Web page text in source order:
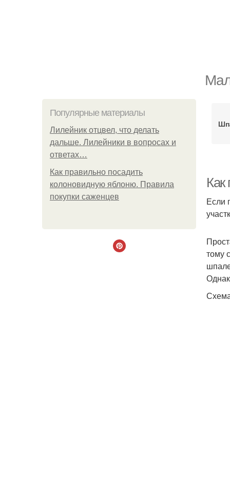
Популярные материалы
Лилейник отцвел, что делать
дальше. Лилейники в вопросах и
ответах…
Как правильно посадить
колоновидную яблоню. Правила
покупки саженцев
Как
Если
тому